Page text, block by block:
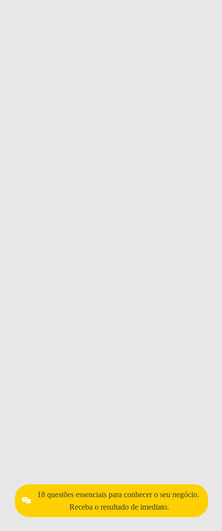
18 questões essenciais para conhecer o seu negócio.
Receba o resultado de imediato.